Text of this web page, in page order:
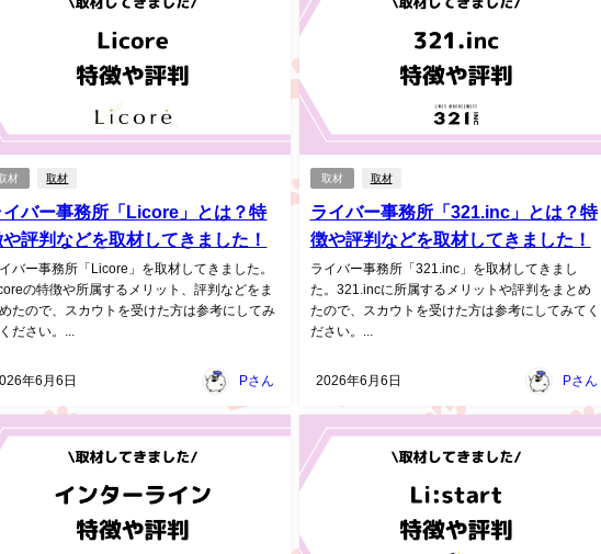
取材 取材
イバー事務所「Licore」とは？特
や評判などを取材してきました！
バー事務所「Licore」を取材してきました。
の特徴や所属するメリット、評判などをま
たので、スカウトを受けた方は参考にしてみ
ださい。...
年6月6日 Pさん
取材 取材
ライバー事務所「321.inc」とは？特
徴や評判などを取材してきました！
ライバー事務所「321.inc」を取材してきまし
た。321.incに所属するメリットや評判をまとめ
たので、スカウトを受けた方は参考にしてみてく
ださい。...
2026年6月6日 Pさん